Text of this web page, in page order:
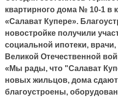
квартирного дома № 10-1 в
«Салават Купере».
новостройке получили
социальной ипотеки,
Великой Отечественной
«Мы рады, что "Салават
новых жильцов, дома
благоустроены,